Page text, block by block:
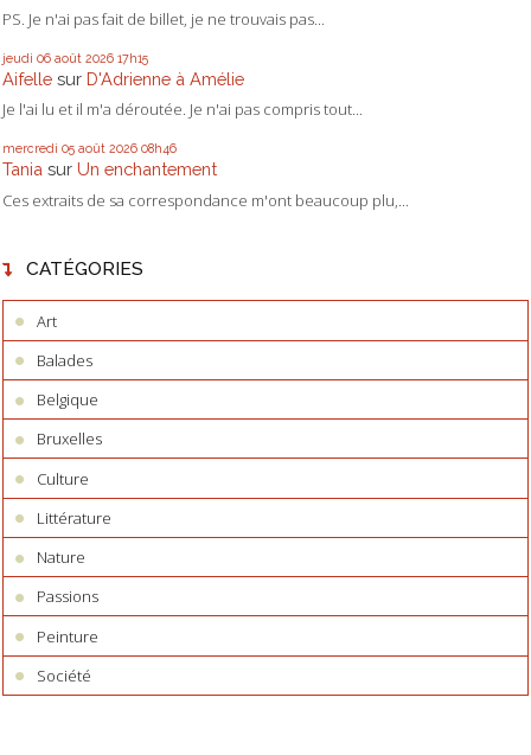
PS. Je n'ai pas fait de billet, je ne trouvais pas...
jeudi 06 août 2026 17h15
Aifelle sur D'Adrienne à Amélie
Je l'ai lu et il m'a déroutée. Je n'ai pas compris tout...
mercredi 05 août 2026 08h46
Tania sur Un enchantement
Ces extraits de sa correspondance m'ont beaucoup plu,...
CATÉGORIES
Art
Balades
Belgique
Bruxelles
Culture
Littérature
Nature
Passions
Peinture
Société